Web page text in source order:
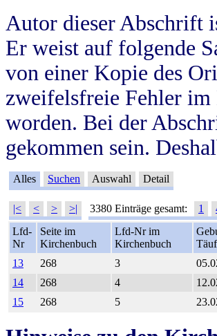
Autor dieser Abschrift
Er weist auf folgende
von einer Kopie des
zweifelsfreie Fehler
worden. Bei der
gekommen sein.
Alles Suchen Auswahl Detail
|< < > >| 3380 Einträge gesamt: 1
Lfd-
Nr
Seite im
Kirchenbuch
Lfd-Nr im
Kirchenbuch
13
268 3
14
268 4
15
268 5